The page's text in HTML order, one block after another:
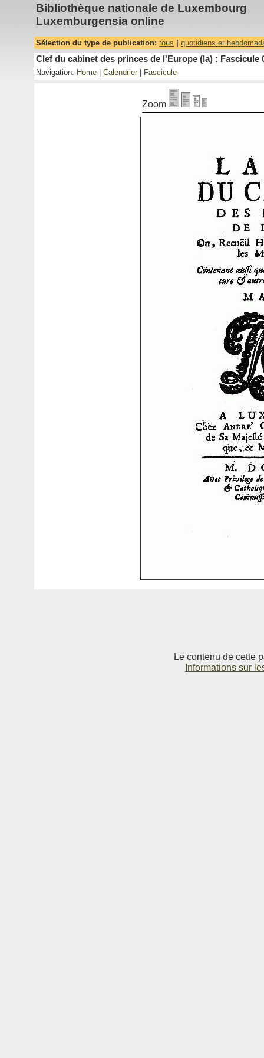
Bibliothèque nationale de Luxembourg
Luxemburgensia online
Sélection du type de publication: tous quotidiens et
Clef du cabinet des princes de l'Europe (la) : Fascicule
Navigation: Home Calendrier Fascicule
Zoom
Le contenu de cette
Informations sur